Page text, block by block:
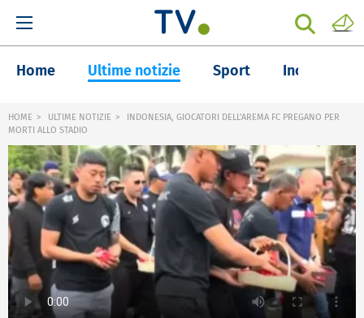
Home Ultime notizie Sport Inchieste
HOME ULTIME NOTIZIE
INDONESIA, GIOCATORI DELL'AREMA FC PREGANO PER
MORTI ALLO STADIO